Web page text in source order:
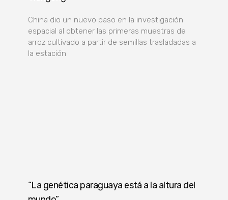
China dio un nuevo paso en la investigación
espacial al obtener las primeras muestras de
arroz cultivado a partir de semillas trasladadas a
la estación
“La genética paraguaya está a la altura del